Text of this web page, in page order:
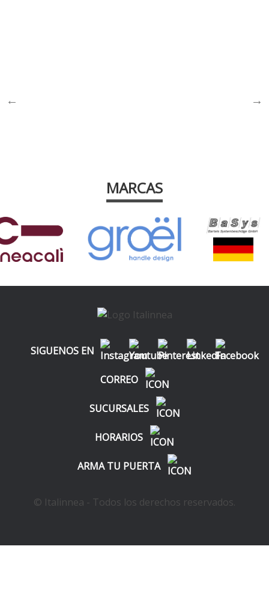
MARCAS
SIGUENOS EN
CORREO
SUCURSALES
HORARIOS
ARMA TU PUERTA
© Italinnea - Todos los derechos reservados.